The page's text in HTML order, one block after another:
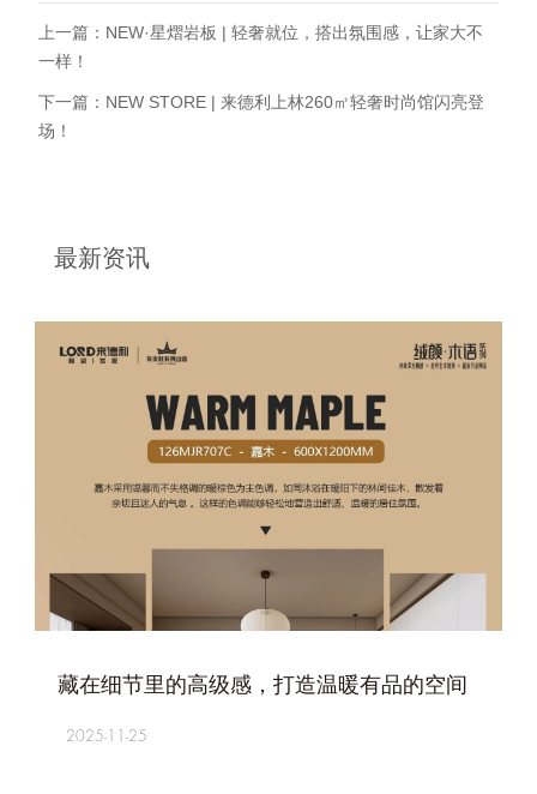
上一篇：NEW·星熠岩板 | 轻奢就位，搭出氛围感，让家大不
一样！
下一篇：NEW STORE | 来德利上林260㎡轻奢时尚馆闪亮登
场！
最新资讯
藏在细节里的高级感，打造温暖有品的空间
2025-11-25